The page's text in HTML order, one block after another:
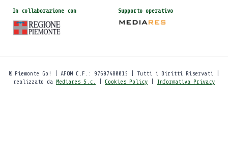
In collaborazione con Supporto operativo
© Piemonte Go! | AFOM C.F.: 97607480015 | Tutti i Diritti Riservati |
realizzato da Mediares S.c. Cookies Policy Informativa Privacy